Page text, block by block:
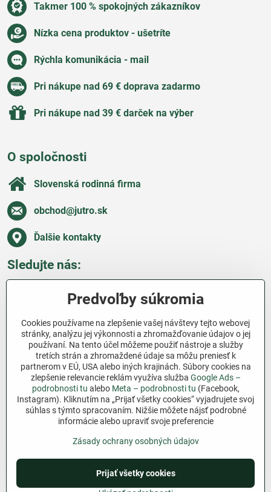
Takmer 100 % spokojných zákazníkov
Nízka cena produktov - ušetríte
Rýchla komunikácia - mail
Pri nákupe nad 69 € doprava zadarmo
Pri nákupe nad 39 € darček na výber
O spoločnosti
Slovenská rodinná firma
obchod​@jutro​.sk
Ďalšie kontakty
Sledujte nás:
Všetko o nákupe
Ďakujeme za podporu
Sme slovenský e-shop bez dotácií​. Fungujeme len
vďaka vám – ľuďom, ktorí veria v poctivú prácu a
lásku k pôde​. Každý nákup na Jutro​.sk nám pomáha
pokračovať v tom, čo má zmysel – pomáhať
záhradkárom zadarmo a srdcom​.
©2026Copyright
Predvoľby súkromiaZásady ochrany osobných údajov
Predvoľby súkromia
Cookies používame na zlepšenie vašej návštevy tejto webovej
stránky, analýzu jej výkonnosti a zhromažďovanie údajov o jej
používaní. Na tento účel môžeme použiť nástroje a služby
tretích strán a zhromaždené údaje sa môžu preniesť k
partnerom v EÚ, USA alebo iných krajinách. Súbory cookies na
zlepšenie relevancie reklám využíva služba Google Ads –
podrobnosti tu alebo Meta – podrobnosti tu (Facebook,
Instagram). Kliknutím na „Prijať všetky cookies“ vyjadrujete svoj
súhlas s týmto spracovaním. Nižšie môžete nájsť podrobné
informácie alebo upraviť svoje preferencie
Zásady ochrany osobných údajov
Prijať všetky cookies